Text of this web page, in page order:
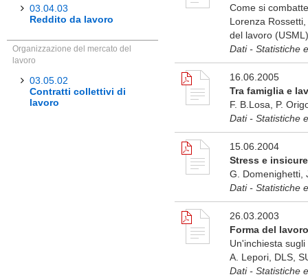
03.04.03
Reddito da lavoro
Organizzazione del mercato del
lavoro
03.05.02
Contratti collettivi di
lavoro
Come si
Lorenza
del lavoro (USML)
Dati - Statistiche
16.06.2005
Tra famiglia e
F. B.Losa, P.
Dati - Statistiche
15.06.2004
Stress e
G. Domenighetti,
Dati - Statistiche
26.03.2003
Forma del
Un'inchiesta
A. Lepori, DLS,
Dati - Statistiche